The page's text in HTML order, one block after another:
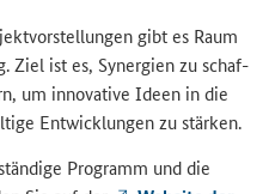
gibt es Raum
Ziel ist es, Syn­er­gien zu schaf­
um in­no­va­ti­ve Ideen in die
Ent­wick­lun­gen zu stär­ken.
Pro­gramm und die